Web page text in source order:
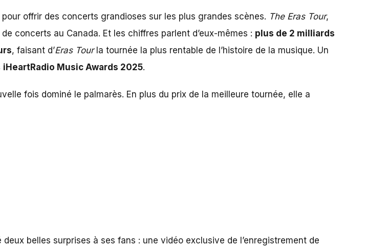
offrir des concerts grandioses sur les plus grandes scènes. The Eras Tour,
concerts au Canada. Et les chiffres parlent d’eux-mêmes : plus de 2 milliards
, faisant d’Eras Tourla tournée la plus rentable de l’histoire de la musique. Un
iHeartRadio Music Awards 2025.
fois dominé le palmarès. En plus du prix de la meilleure tournée, elle a
belles surprises à ses fans : une vidéo exclusive de l’enregistrement de